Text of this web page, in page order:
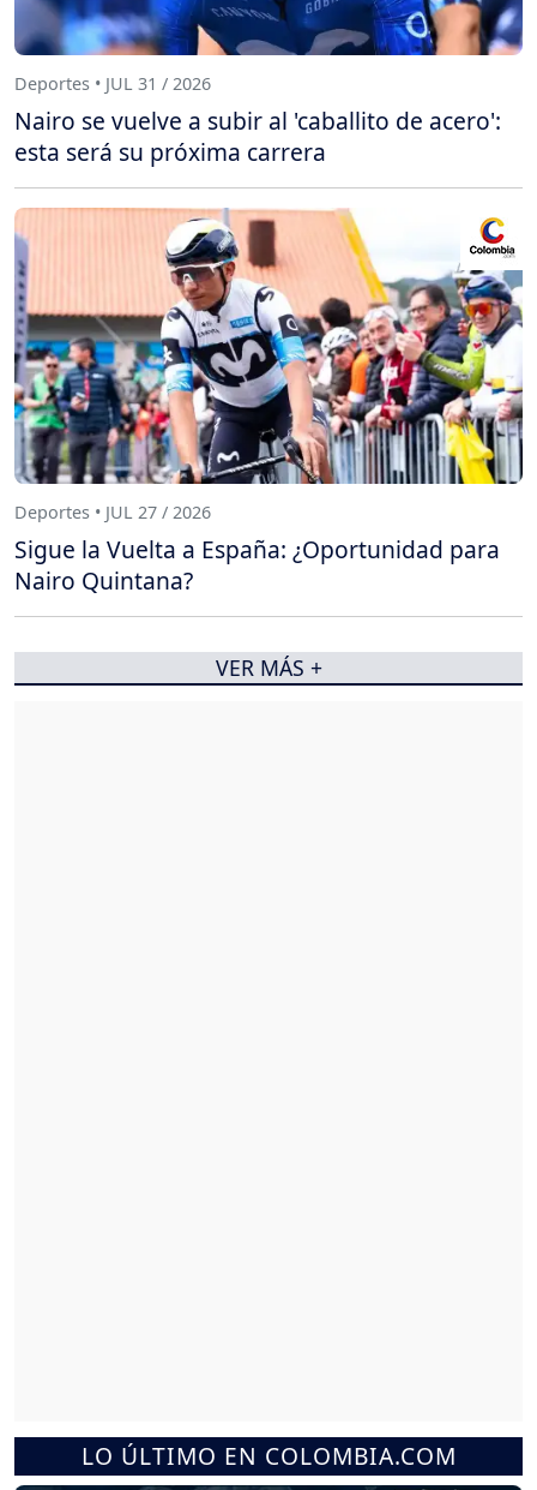
LO ÚLTIMO EN COLOMBIA.COM
Deportes • JUL 31 / 2026
Nairo se vuelve a subir al 'caballito de acero':
esta será su próxima carrera
Deportes • JUL 27 / 2026
Sigue la Vuelta a España: ¿Oportunidad para
Nairo Quintana?
VER MÁS +